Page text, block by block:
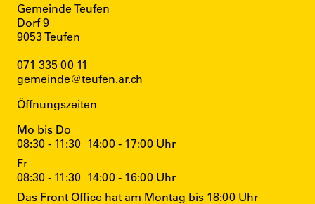
Gemeinde Teufen
Dorf 9
9053 Teufen
071 335 00 11
gemeinde@teufen.ar.ch
Öffnungszeiten
Mo bis Do
08:30 - 11:30 14:00 - 17:00 Uhr
Fr
08:30 - 11:30 14:00 - 16:00 Uhr
Das Front Office hat am Montag bis 18:00 Uhr